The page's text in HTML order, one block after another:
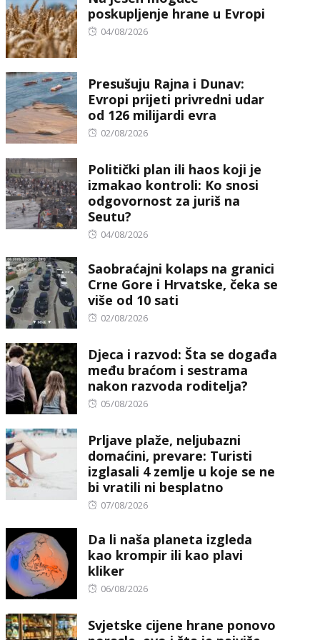
poskupljenje hrane u Evropi
Posted
04/08/2026
Presušuju Rajna i Dunav:
Evropi prijeti privredni udar
od 126 milijardi evra
Posted
02/08/2026
Politički plan ili haos koji je
izmakao kontroli: Ko snosi
odgovornost za juriš na
Seutu?
Posted
04/08/2026
Saobraćajni kolaps na granici
Crne Gore i Hrvatske, čeka se
više od 10 sati
Posted
02/08/2026
Djeca i razvod: Šta se događa
među braćom i sestrama
nakon razvoda roditelja?
Posted
05/08/2026
Prljave plaže, neljubazni
domaćini, prevare: Turisti
izglasali 4 zemlje u koje se ne
bi vratili ni besplatno
Posted
07/08/2026
Da li naša planeta izgleda
kao krompir ili kao plavi
kliker
Posted
06/08/2026
Svjetske cijene hrane ponovo